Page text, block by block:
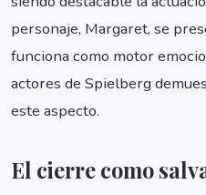
personaje, Margaret, se
funciona como motor
actores de Spielberg
este aspecto.
El cierre como